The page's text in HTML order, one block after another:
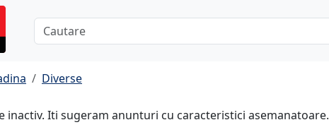
Diverse
inactiv. Iti sugeram anunturi cu caracteristici asemanatoare.